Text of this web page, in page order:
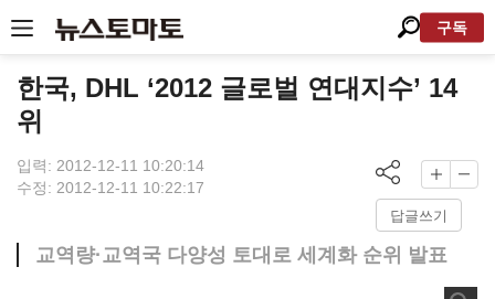
구독
한국, DHL ‘2012 글로벌 연대지수’ 14
위
입력: 2012-12-11 10:20:14
수정: 2012-12-11 10:22:17
답글쓰기
교역량·교역국 다양성 토대로 세계화 순위 발표